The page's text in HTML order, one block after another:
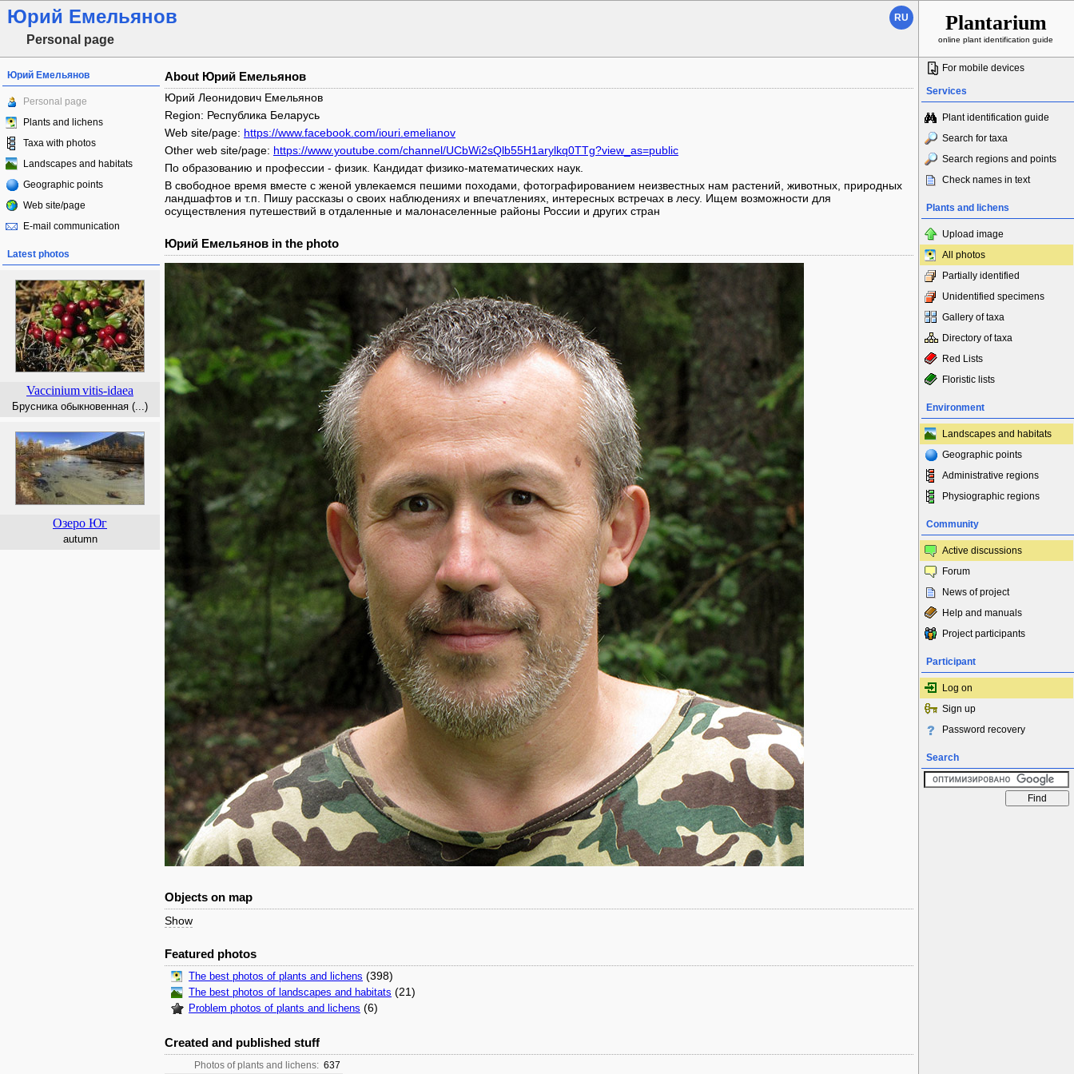
Юрий Емельянов
Personal page
RU Plantarium
online plant identification guide
Юрий Емельянов
Personal page
Plants and lichens
Taxa with photos
Landscapes and habitats
Geographic points
Web site/page
E-mail communication
Latest photos
Vacciniumvitis-idaea
Брусника обыкновенная (...)
Озеро Юг
autumn
About Юрий Емельянов
Юрий Леонидович Емельянов
Region: Республика Беларусь
Web site/page: https://www.facebook.com/iouri.emelianov
Other web site/page: https://www.youtube.com/channel/UCbWi2sQlb55H1arylkq0TTg?view_as=public
По образованию и профессии - физик. Кандидат физико-математических наук.
В свободное время вместе с женой увлекаемся пешими походами, фотографированием неизвестных нам растений, животных, природных
ландшафтов и т.п. Пишу рассказы о своих наблюдениях и впечатлениях, интересных встречах в лесу. Ищем возможности для
осуществления путешествий в отдаленные и малонаселенные районы России и других стран
Юрий Емельянов in the photo
Objects on map
Show
Featured photos
The best photos of plants and lichens (398)
The best photos of landscapes and habitats (21)
Problem photos of plants and lichens (6)
Created and published stuff
Photos of plants and lichens: 637
For mobile devices
Services
Plant identification guide
Search for taxa
Search regions and points
Check names in text
Plants and lichens
Upload image
All photos
Partially identified
Unidentified specimens
Gallery of taxa
Directory of taxa
Red Lists
Floristic lists
Environment
Landscapes and habitats
Geographic points
Administrative regions
Physiographic regions
Community
Active discussions
Forum
News of project
Help and manuals
Project participants
Participant
Log on
Sign up
Password recovery
Search